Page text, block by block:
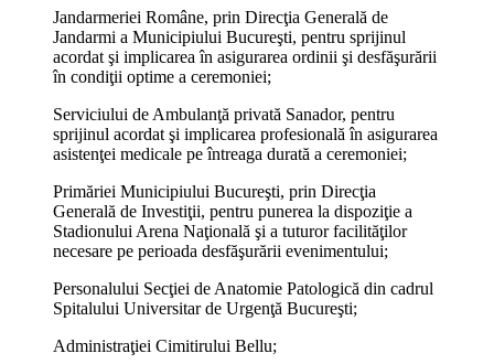
Jandarmeriei Române, prin Direcţia Generală de
Jandarmi a Municipiului Bucureşti, pentru sprijinul
acordat şi implicarea în asigurarea ordinii şi desfăşurării
în condiţii optime a ceremoniei;
Serviciului de Ambulanţă privată Sanador, pentru
sprijinul acordat şi implicarea profesională în asigurarea
asistenţei medicale pe întreaga durată a ceremoniei;
Primăriei Municipiului Bucureşti, prin Direcţia
Generală de Investiţii, pentru punerea la dispoziţie a
Stadionului Arena Naţională şi a tuturor facilităţilor
necesare pe perioada desfăşurării evenimentului;
Personalului Secţiei de Anatomie Patologică din cadrul
Spitalului Universitar de Urgenţă Bucureşti;
Administraţiei Cimitirului Bellu;